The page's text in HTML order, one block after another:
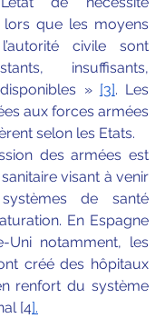
que les moyens
civile sont
insuffisants,
» [3]. Les
aux forces armées
selon les Etats.
des armées est
visant à venir
de santé
En Espagne
Uni notamment, les
créé des hôpitaux
renfort du système
[4].